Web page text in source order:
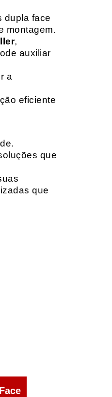
dupla face
montagem.
,
auxiliar
a
eficiente
que
que